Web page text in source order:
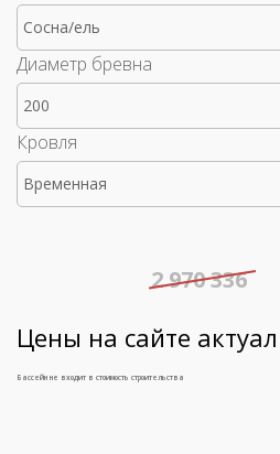
Сосна/ель
Диаметр бревна
200
Кровля
Временная
2 970 336
Цены на сайте
Бассейн не входит в стоимость строительства